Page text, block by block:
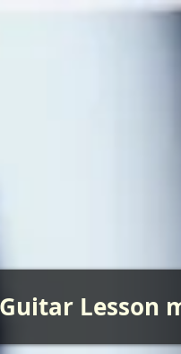
Guitar Lesson